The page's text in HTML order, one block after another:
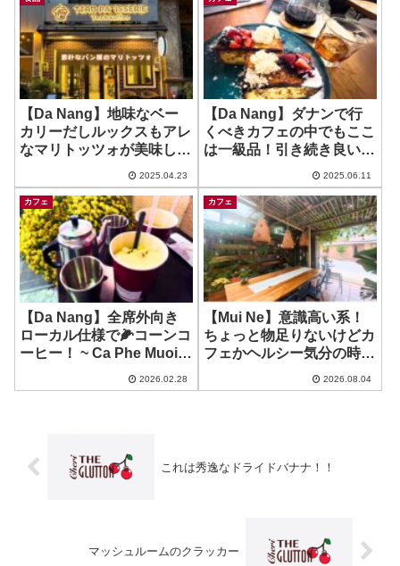
【Da Nang】地味なベー
カリーだしルックスもアレ
なマリトッツォが美味しか
2025.04.23
【Da Nang】ダナンで行
くべきカフェの中でもここ
は一級品！引き続き良いカ
2025.06.11
カフェ
【Da Nang】全席外向き
ローカル仕様で🌽コーンコ
ーヒー！ ~ Ca Phe Muoi
2026.02.28
カフェ
【Mui Ne】意識高い系！
ちょっと物足りないけどカ
フェかヘルシー気分の時
2026.08.04
これは秀逸なドライドバナナ！！
マッシュルームのクラッカー